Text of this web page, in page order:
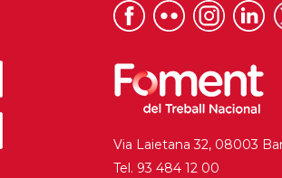
Via Laietana 32, 08003
Tel. 93 484 12 00